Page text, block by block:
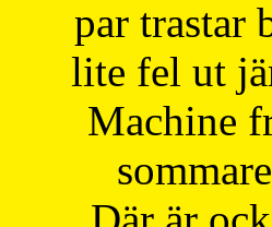
par trastar
lite fel ut
Machine